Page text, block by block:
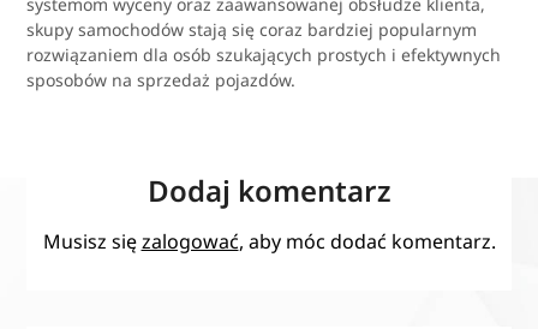
skupy samochodów stają się coraz bardziej popularnym
rozwiązaniem dla osób szukających prostych i efektywnych
sposobów na sprzedaż pojazdów.
Dodaj komentarz
Musisz sięzalogować, aby móc dodać komentarz.